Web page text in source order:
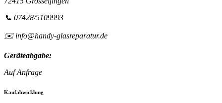
📞 07428/5109993
✉️ info@handy-glasreparatur.de
Geräteabgabe:
Auf Anfrage
Kaufabwicklung